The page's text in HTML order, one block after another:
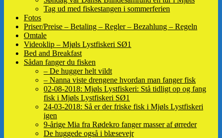
Tag ud med fiskestangen i sommerferien
Fotos
Priser/Preise – Betaling – Regler – Bezahlung – Regeln
Omtale
Videoklip – Mjøls Lystfiskeri SØ1
Bed and Breakfast
Sådan fanger du fisken
– De hugger helt vildt
– Nanna viste drengene hvordan man fanger fisk
02-08-2018: Mjøls Lystfiskeri: Stå tidligt op og fang
fisk i Mjøls Lystfiskeri SØ1
24-03-2018: Så er der friske fisk i Mjøls Lystfiskeri
igen
9-årige Mia fra Rødekro fanger masser af ørreder
De huggede også i blæsevejr